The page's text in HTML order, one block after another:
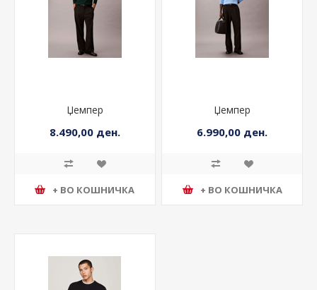
Џемпер
8.490,00 ден.
+ ВО КОШНИЧКА
Џемпер
6.990,00 ден.
+ ВО КОШНИЧКА